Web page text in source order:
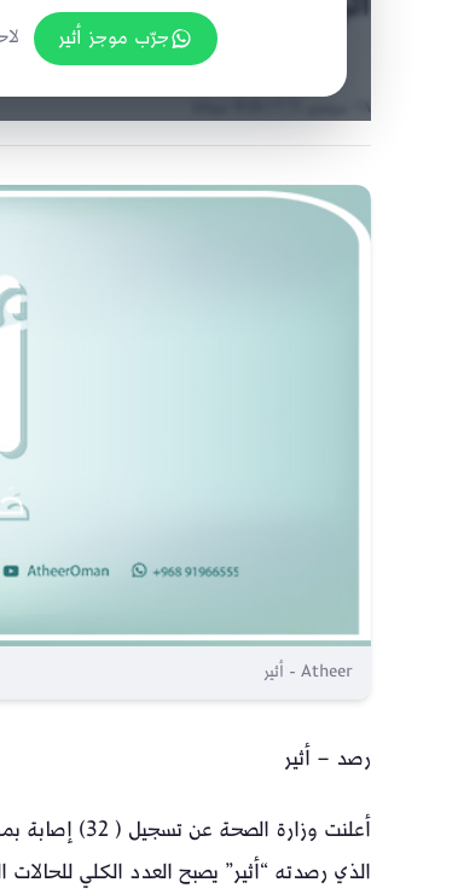
Atheer - أثير
رصد – أثير
الذي رصدته “أثير” يصبح العدد الكلي للحالات
جرّب موجز أثير